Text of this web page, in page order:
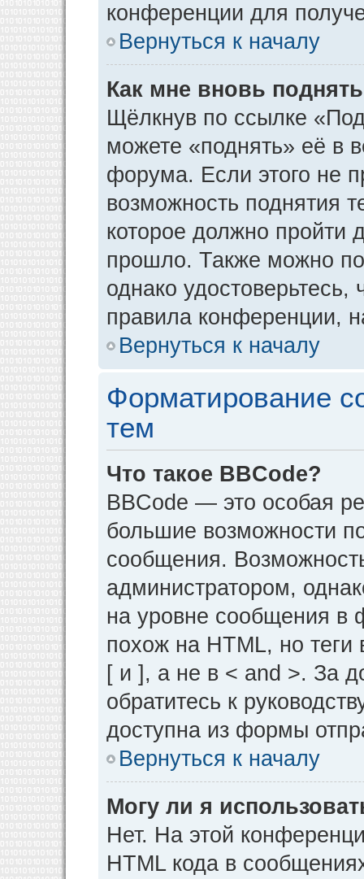
конференции для
Вернуться к началу
Как мне вновь
Щёлкнув по ссылке
можете «поднять» её в
форума. Если этого не
возможность поднятия
которое должно пройти
прошло. Также можно
однако
правила конференции,
Вернуться к началу
Форматирование
тем
Что такое BBCode?
BBCode — это особая
большие возможности
сообщения.
администратором,
на уровне сообщения в
похож на HTML, но теги
[ и ], а не в < and >. За
обратитесь к
доступна из формы
Вернуться к началу
Могу ли я
Нет. На этой
HTML кода в